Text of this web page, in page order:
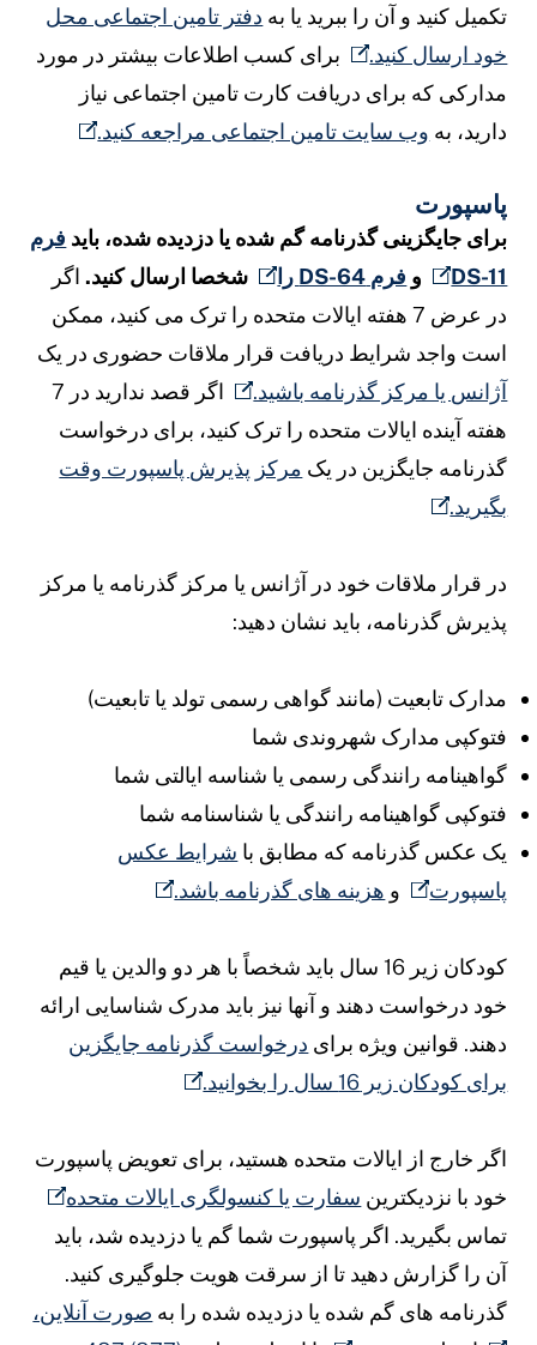
تکمیل کنید و آن را ببرید یا بهدفتر تامین اجتماعی محل
خود ارسال کنید.
برای کسب اطلاعات بیشتر در مورد
مدارکی که برای دریافت کارت تامین اجتماعی نیاز
دارید، بهوب سایت تامین اجتماعی مراجعه کنید.
پاسپورت
برای جایگزینی گذرنامه گم شده یا دزدیده شده، بایدفرم
DS-11
وفرم DS-64 را شخصا ارسال کنید.اگر
در عرض 7 هفته ایالات متحده را ترک می کنید، ممکن
است واجد شرایط دریافت قرار ملاقات حضوری در یک
آژانس یا مرکز گذرنامه باشید.
اگر قصد ندارید در 7
هفته آینده ایالات متحده را ترک کنید، برای درخواست
گذرنامه جایگزین در یک مرکز پذیرش پاسپورت وقت
بگیرید.
در قرار ملاقات خود در آژانس یا مرکز گذرنامه یا مرکز
پذیرش گذرنامه، باید نشان دهید:
مدارک تابعیت (مانند گواهی رسمی تولد یا تابعیت)
فتوکپی مدارک شهروندی شما
گواهینامه رانندگی رسمی یا شناسه ایالتی شما
فتوکپی گواهینامه رانندگی یا شناسنامه شما
یک عکس گذرنامه که مطابق باشرایط عکس
پاسپورت
وهزینه های گذرنامه باشد.
کودکان زیر 16 سال باید شخصاً با هر دو والدین یا قیم
خود درخواست دهند و آنها نیز باید مدرک شناسایی ارائه
دهند. قوانین ویژه برای درخواست گذرنامه جایگزین
برای کودکان زیر 16 سال را بخوانید.
اگر خارج از ایالات متحده هستید، برای تعویض پاسپورت
خود با نزدیکترین سفارت یا کنسولگری ایالات متحده
تماس بگیرید. اگر پاسپورت شما گم یا دزدیده شد، باید
آن را گزارش دهید تا از سرقت هویت جلوگیری کنید.
گذرنامه های گم شده یا دزدیده شده را بهصورت آنلاین،